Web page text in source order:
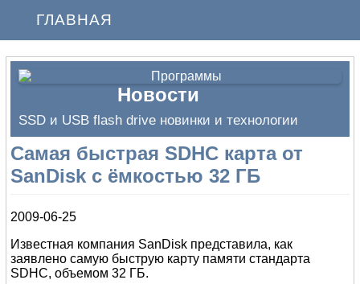
ГЛАВНАЯ
Новости
SSD и USB flash drive новинки и технологии
Самая быстрая SDHC карта от
SanDisk с ёмкостью 32 ГБ
2009-06-25
Известная компания SanDisk представила, как
заявлено самую быструю карту памяти стандарта
SDHC, объемом 32 ГБ.